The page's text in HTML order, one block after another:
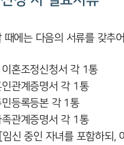
때에는 다음의 서류를 갖추
혼조정신청서 각 1통
관계증명서 각 1통
등록등본 각 1통
관계증명서 각 1통
신 중인 자녀를 포함하되,